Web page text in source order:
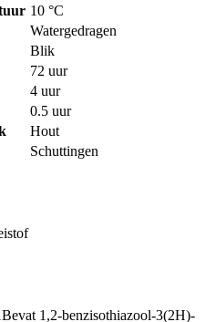
10 °C
Watergedragen
Blik
72 uur
4 uur
0.5 uur
Hout
Schuttingen
Bevat 1,2-benzisothiazool-3(2H)-